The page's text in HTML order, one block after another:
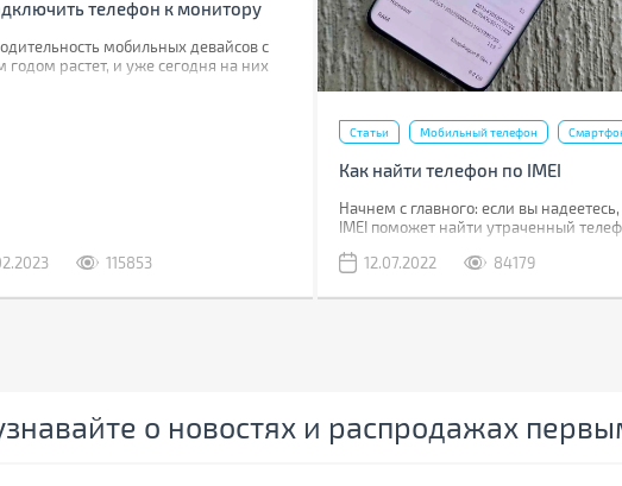
телефон к монитору
мобильных девайсов с
годом растет, и уже сегодня на них
115853
Статьи Мобильный телефон
Как найти телефон по IMEI
Начнем с главного: если вы надеетесь,
IMEI поможет найти утраченный
Если вы телефон потеряли, то наличие
стоит сообщить полиции, что позволит
12.07.2022 84179
о новостях и распродажах